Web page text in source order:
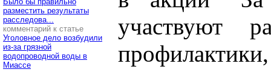
разместить результаты
расследова...
комментарий к статье
Уголовное дело возбудили
из-за грязной
водопроводной воды в
Миассе
участвуют